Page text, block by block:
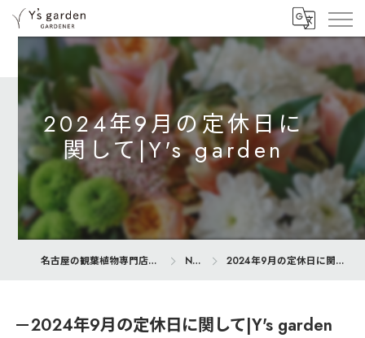
2024年9月の定休日に
関して|Y's garden
名古屋の観葉植物専門店ならY’s garden News 2024年9月の定休日に関して|Y's garden
2024年9月の定休日に関して|Y's garden